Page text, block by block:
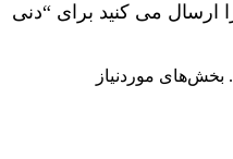
ارسال می کنید برای “دنی
بخش‌های موردنیاز